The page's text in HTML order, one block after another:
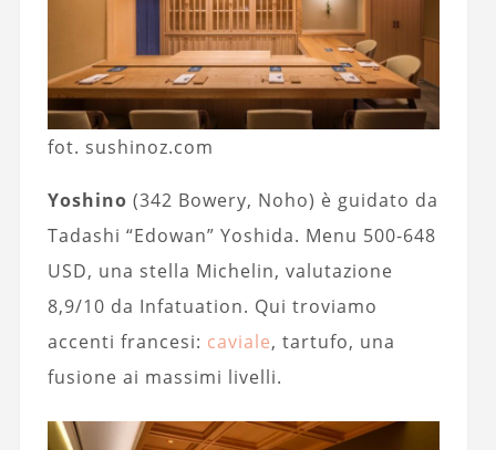
fot. sushinoz.com
Yoshino (342 Bowery, Noho) è guidato da
Tadashi “Edowan” Yoshida. Menu 500-648
USD, una stella Michelin, valutazione
8,9/10 da Infatuation. Qui troviamo
accenti francesi: caviale, tartufo, una
fusione ai massimi livelli.